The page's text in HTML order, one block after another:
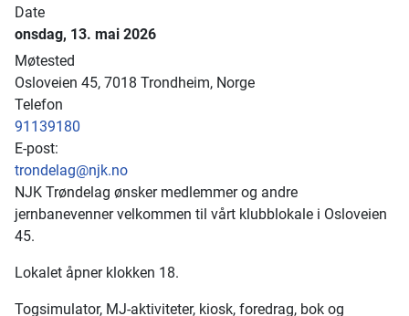
Date
onsdag, 13. mai 2026
Møtested
Osloveien 45, 7018 Trondheim, Norge
Telefon
91139180
E-post:
trondelag@njk.no
NJK Trøndelag ønsker medlemmer og andre
jernbanevenner velkommen til vårt klubblokale i Osloveien
45.
Lokalet åpner klokken 18.
Togsimulator, MJ-aktiviteter, kiosk, foredrag, bok og